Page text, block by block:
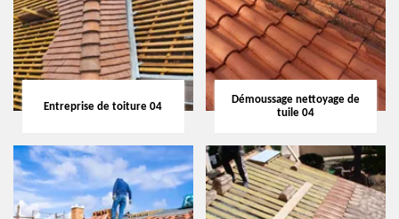
Entreprise de toiture 04
Démoussage nettoyage de
tuile 04